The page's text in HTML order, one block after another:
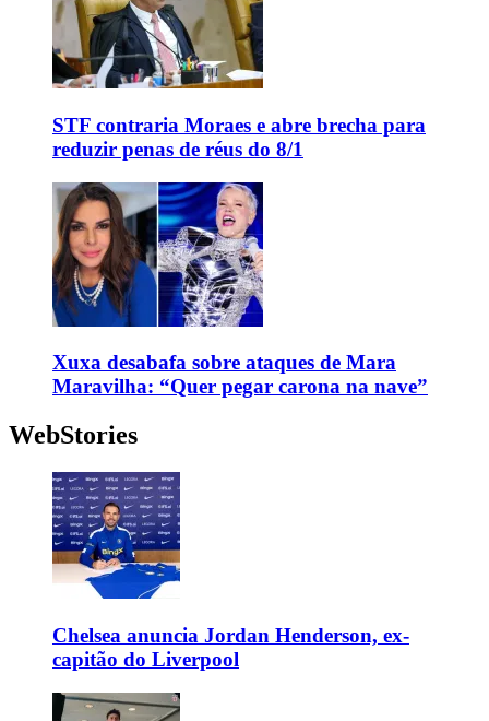
STF contraria Moraes e abre brecha para
reduzir penas de réus do 8/1
Xuxa desabafa sobre ataques de Mara
Maravilha: “Quer pegar carona na nave”
WebStories
Chelsea anuncia Jordan Henderson, ex-
capitão do Liverpool